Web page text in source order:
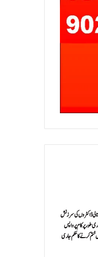
ڈاکٹروں کی سرزنش
پر کام پر واپس
ختم کرنے کا حکم جاری